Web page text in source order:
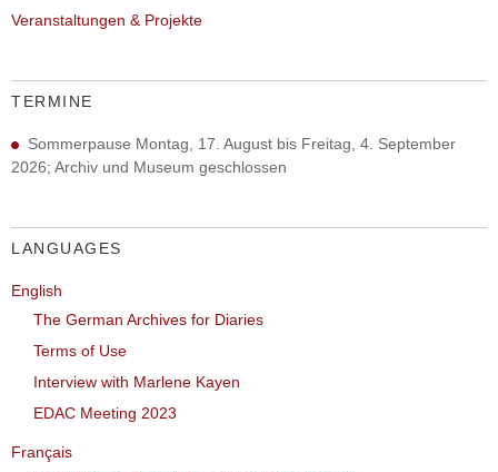
Veranstaltungen & Projekte
TERMINE
Sommerpause Montag, 17. August bis Freitag, 4. September
2026; Archiv und Museum geschlossen
LANGUAGES
English
The German Archives for Diaries
Terms of Use
Interview with Marlene Kayen
EDAC Meeting 2023
Français